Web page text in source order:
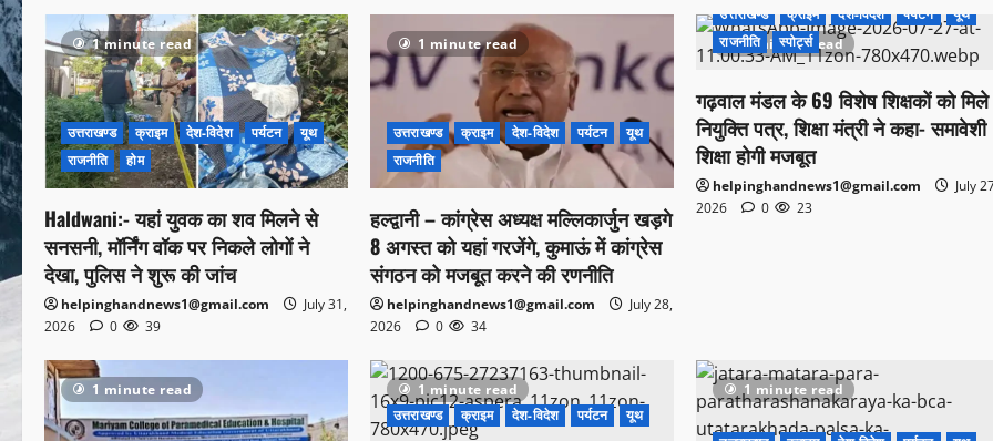
1 minute read
उत्तराखण्ड क्राइम देश-विदेश पर्यटन
यूथ
राजनीति
होम
Haldwani:- यहां युवक का शव मिलने से
सनसनी, मॉर्निंग वॉक पर निकले लोगों ने
देखा, पुलिस ने शुरू की जांच
helpinghandnews1@gmail.com
July 31,
2026
0 39
1 minute read
उत्तराखण्ड क्राइम देश-विदेश पर्यटन
यूथ
राजनीति
हल्द्वानी – कांग्रेस अध्यक्ष मल्लिकार्जुन खड़गे
8 अगस्त को यहां गरजेंगे, कुमाऊं में कांग्रेस
संगठन को मजबूत करने की रणनीति
helpinghandnews1@gmail.com
July 28,
2026
0 34
1 minute read
उत्तराखण्ड क्राइम देश-विदेश पर्यटन
यूथ
राजनीति
स्पोर्ट्स
गढ़वाल मंडल के 69 विशेष शिक्षकों को मिले
नियुक्ति पत्र, शिक्षा मंत्री ने कहा- समावेशी
शिक्षा होगी मजबूत
helpinghandnews1@gmail.com
July
2026
0 23
1 minute read
1 minute read
उत्तराखण्ड
क्राइम देश-विदेश पर्यटन यूथ
1 minute read